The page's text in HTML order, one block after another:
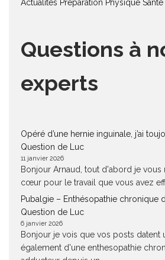
Actualités Préparation Physique Santé
Questions à
experts
Opéré d’une hernie inguinale, j’ai
Question de Luc
11 janvier 2026
Bonjour Arnaud, tout d'abord je
cœur pour le travail que vous avez
Pubalgie – Enthésopathie chronique
Question de Luc
6 janvier 2026
Bonjour je vois que vos posts datent
également d'une enthesopathie